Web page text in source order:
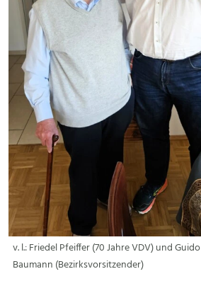
v. l.: Friedel Pfeiffer (70 Jahre VDV) und Guido
Baumann (Bezirksvorsitzender)